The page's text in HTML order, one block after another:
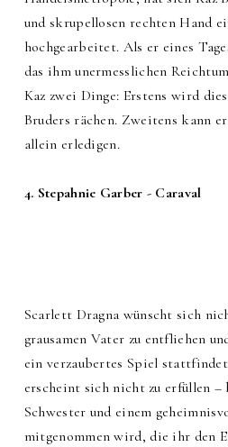
und skrupellosen rechten Hand
hochgearbeitet. Als er eines
das ihm unermesslichen
Kaz zwei Dinge: Erstens wird
Bruders rächen. Zweitens kann
allein erledigen.
4. Stepahnie Garber - Caraval
Scarlett Dragna wünscht sich
grausamen Vater zu entfliehen
ein verzaubertes Spiel
erscheint sich nicht zu erfüllen
Schwester und einem
mitgenommen wird, die ihr den